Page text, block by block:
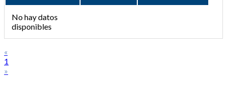
No hay datos
disponibles
«
1
»